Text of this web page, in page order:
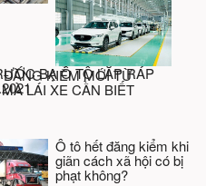
BẠ Ô TÔ LẮP RÁP
KIỂM MỚI TỪ
LÁI XE CẦN BIẾT
Ô tô hết đăng kiểm khi
giãn cách xã hội có bị
phạt không?